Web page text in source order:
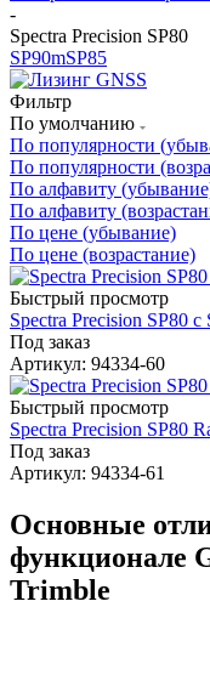
-
Spectra Precision SP80
SP90mSP85
Фильтр
По умолчанию
По популярности
По популярности
По алфавиту
По алфавиту
По цене (убывание)
По цене (возрастание)
Быстрый просмотр
Spectra Precision SP80 c
Под заказ
Артикул: 94334-60
Быстрый просмотр
Spectra Precision SP80
Под заказ
Артикул: 94334-61
Основные
функционале
Trimble